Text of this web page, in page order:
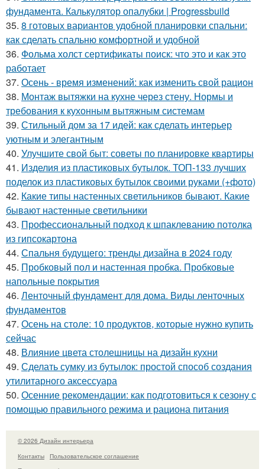
фундамента. Калькулятор опалубки | Progressbuild
35. 8 готовых вариантов удобной планировки спальни:
как сделать спальню комфортной и удобной
36. Фольма холст сертификаты поиск: что это и как это
работает
37. Осень - время изменений: как изменить свой рацион
38. Монтаж вытяжки на кухне через стену. Нормы и
требования к кухонным вытяжным системам
39. Стильный дом за 17 идей: как сделать интерьер
уютным и элегантным
40. Улучшите свой быт: советы по планировке квартиры
41. Изделия из пластиковых бутылок. ТОП-133 лучших
поделок из пластиковых бутылок своими руками (+фото)
42. Какие типы настенных светильников бывают. Какие
бывают настенные светильники
43. Профессиональный подход к шпаклеванию потолка
из гипсокартона
44. Спальня будущего: тренды дизайна в 2024 году
45. Пробковый пол и настенная пробка. Пробковые
напольные покрытия
46. Ленточный фундамент для дома. Виды ленточных
фундаментов
47. Осень на столе: 10 продуктов, которые нужно купить
сейчас
48. Влияние цвета столешницы на дизайн кухни
49. Сделать сумку из бутылок: простой способ создания
утилитарного аксессуара
50. Осенние рекомендации: как подготовиться к сезону с
помощью правильного режима и рациона питания
© 2026 Дизайн интерьера
Контакты
Пользовательское соглашение